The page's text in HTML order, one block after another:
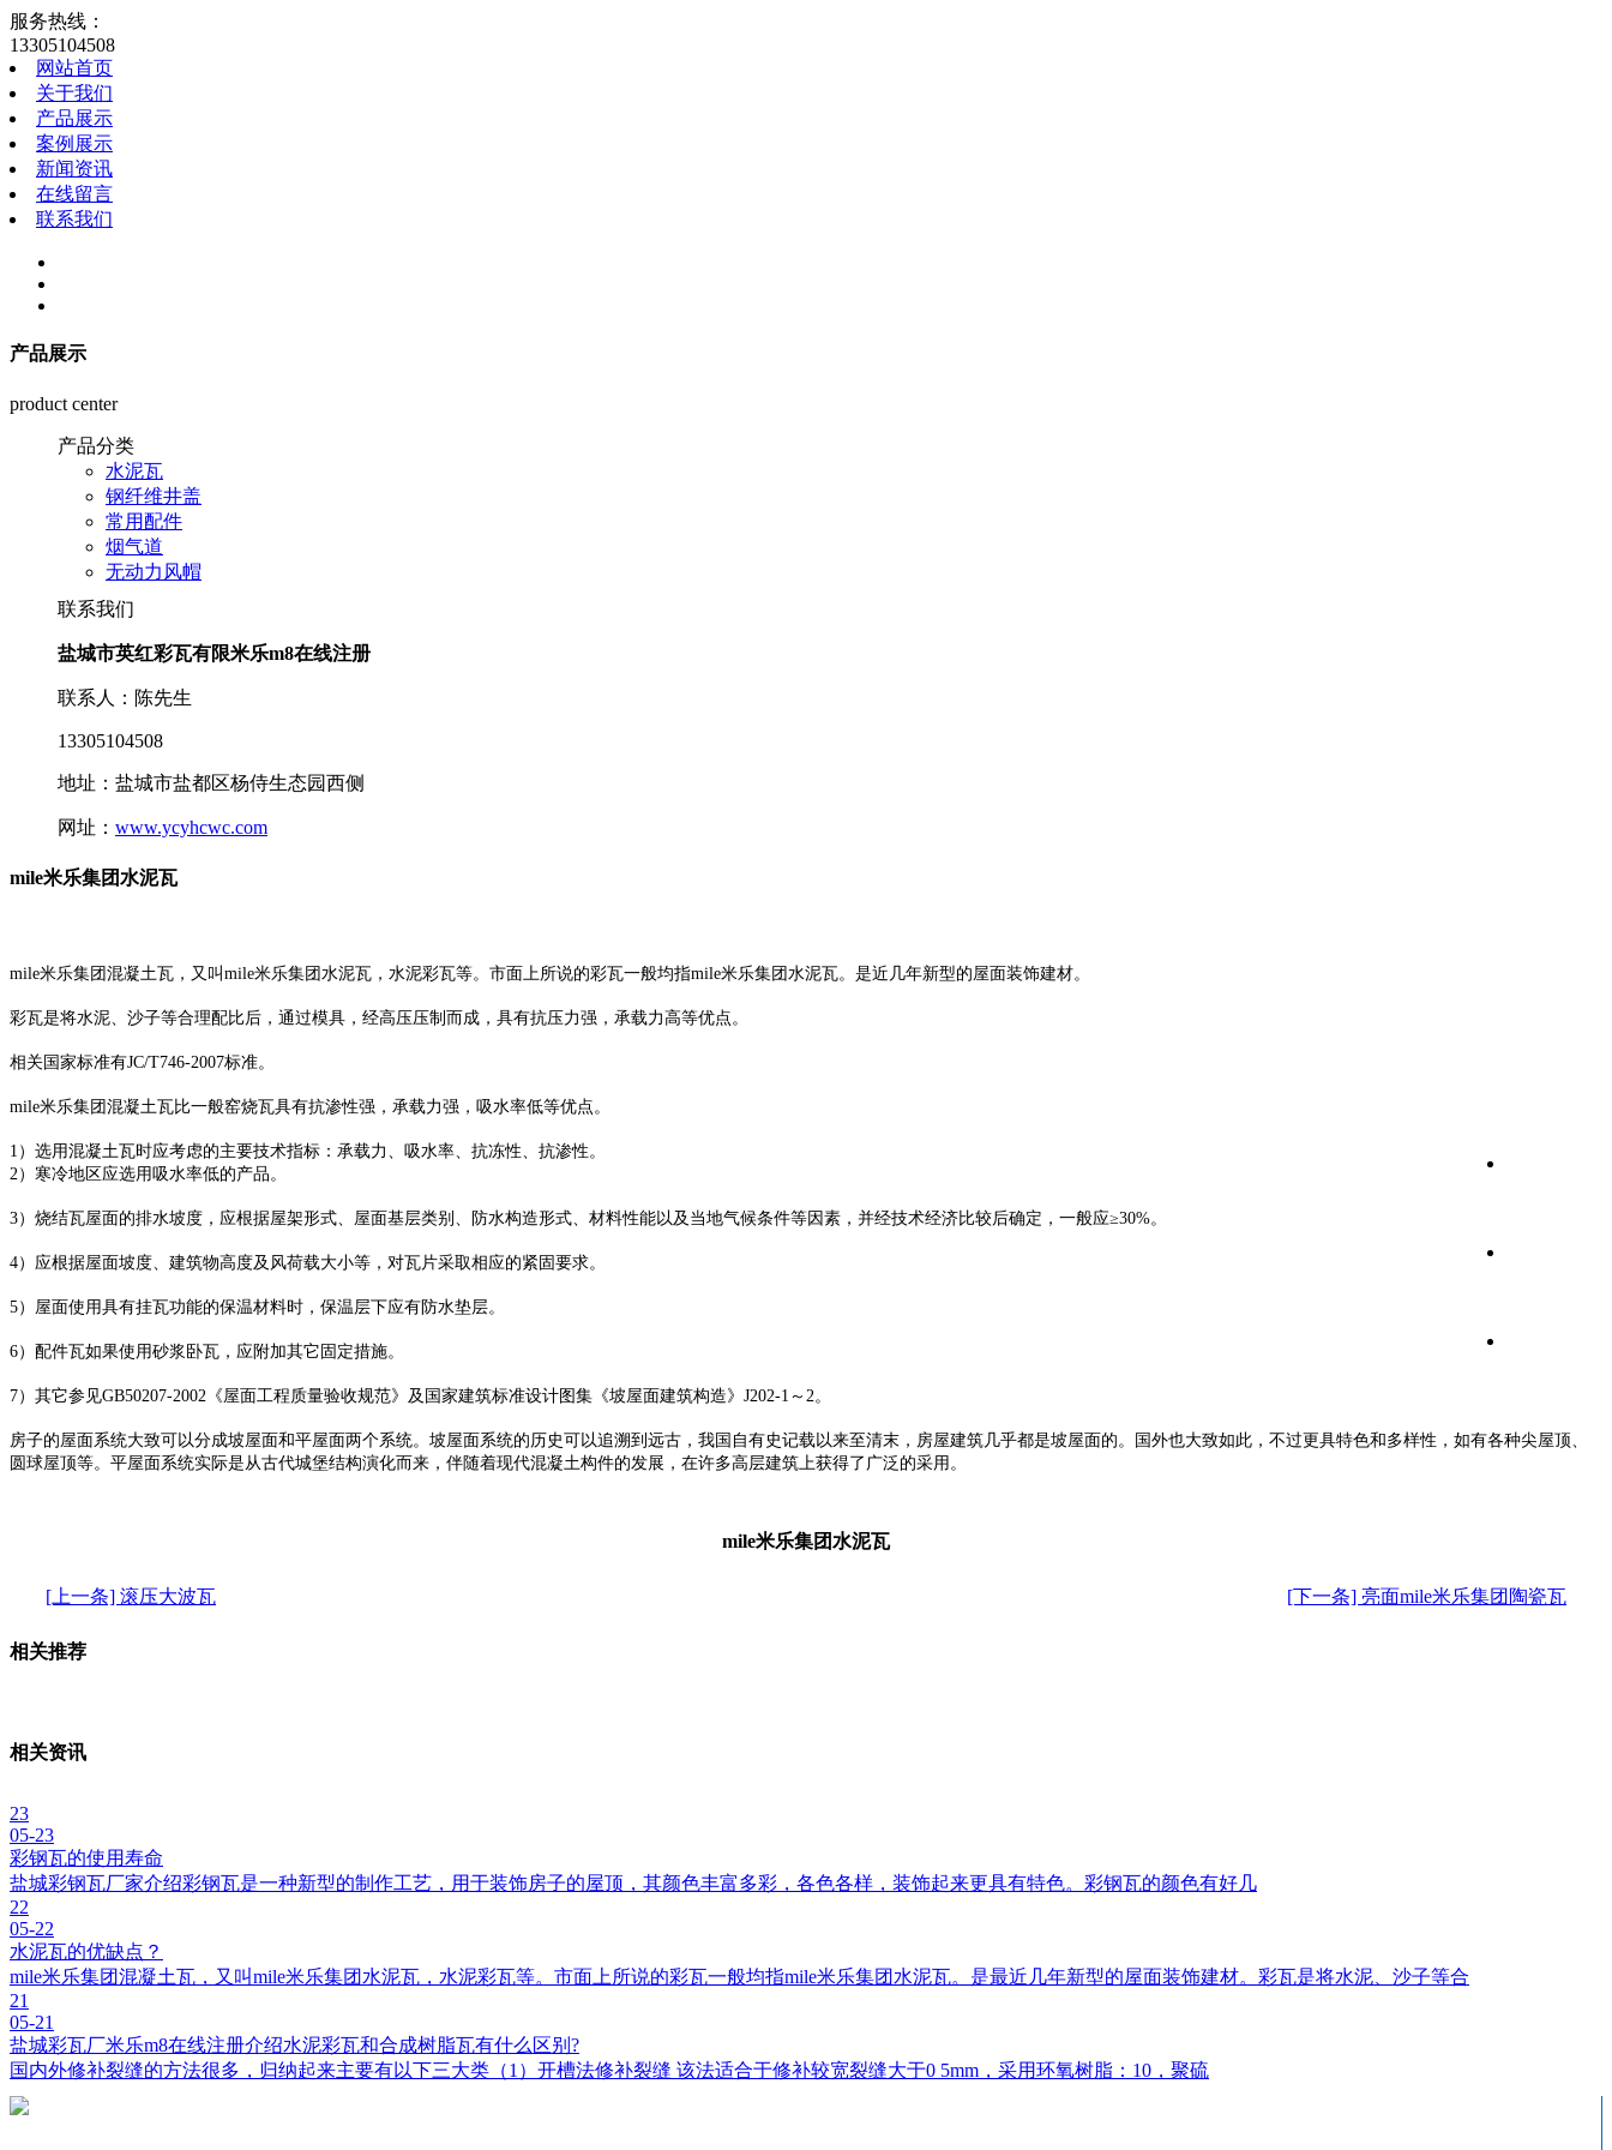
服务热线：
13305104508
网站首页
关于我们
产品展示
案例展示
新闻资讯
在线留言
联系我们
产品展示
product center
产品分类
水泥瓦
钢纤维井盖
常用配件
烟气道
无动力风帽
联系我们
盐城市英红彩瓦有限米乐m8在线注册
联系人：陈先生
13305104508
地址：盐城市盐都区杨侍生态园西侧
网址： www.ycyhcwc.com
mile米乐集团水泥瓦
mile米乐集团混凝土瓦，又叫mile米乐集团水泥瓦，水泥彩瓦等。市面上所说的彩瓦一般均指mile米乐集团水泥瓦。是近几年新型的屋面装饰建材。
彩瓦是将水泥、沙子等合理配比后，通过模具，经高压压制而成，具有抗压力强，承载力高等优点。
相关国家标准有JC/T746-2007标准。
mile米乐集团混凝土瓦比一般窑烧瓦具有抗渗性强，承载力强，吸水率低等优点。
1）选用混凝土瓦时应考虑的主要技术指标：承载力、吸水率、抗冻性、抗渗性。
2）寒冷地区应选用吸水率低的产品。
3）烧结瓦屋面的排水坡度，应根据屋架形式、屋面基层类别、防水构造形式、材料性能以及当地气候条件等因素，并经技术经济比较后确定，一般应≥30%。
4）应根据屋面坡度、建筑物高度及风荷载大小等，对瓦片采取相应的紧固要求。
5）屋面使用具有挂瓦功能的保温材料时，保温层下应有防水垫层。
6）配件瓦如果使用砂浆卧瓦，应附加其它固定措施。
7）其它参见GB50207-2002《屋面工程质量验收规范》及国家建筑标准设计图集《坡屋面建筑构造》J202-1～2。
房子的屋面系统大致可以分成坡屋面和平屋面两个系统。坡屋面系统的历史可以追溯到远古，我国自有史记载以来至清末，房屋建筑几乎都是坡屋面的。国外也大致如此，不过更具特色和多样性，如有各种尖屋顶、
圆球屋顶等。平屋面系统实际是从古代城堡结构演化而来，伴随着现代混凝土构件的发展，在许多高层建筑上获得了广泛的采用。
mile米乐集团水泥瓦
[上一条] 滚压大波瓦 [下一条] 亮面mile米乐集团陶瓷瓦
相关推荐
相关资讯
23
05-23
彩钢瓦的使用寿命
盐城彩钢瓦厂家介绍彩钢瓦是一种新型的制作工艺，用于装饰房子的屋顶，其颜色丰富多彩，各色各样，装饰起来更具有特色。彩钢瓦的颜色有好几
22
05-22
水泥瓦的优缺点？
mile米乐集团混凝土瓦，又叫mile米乐集团水泥瓦，水泥彩瓦等。市面上所说的彩瓦一般均指mile米乐集团水泥瓦。是最近几年新型的屋面装饰建材。彩瓦是将水泥、沙子等合
21
05-21
盐城彩瓦厂米乐m8在线注册介绍水泥彩瓦和合成树脂瓦有什么区别?
国内外修补裂缝的方法很多，归纳起来主要有以下三大类（1）开槽法修补裂缝 该法适合于修补较宽裂缝大于0 5mm，采用环氧树脂：10，聚硫